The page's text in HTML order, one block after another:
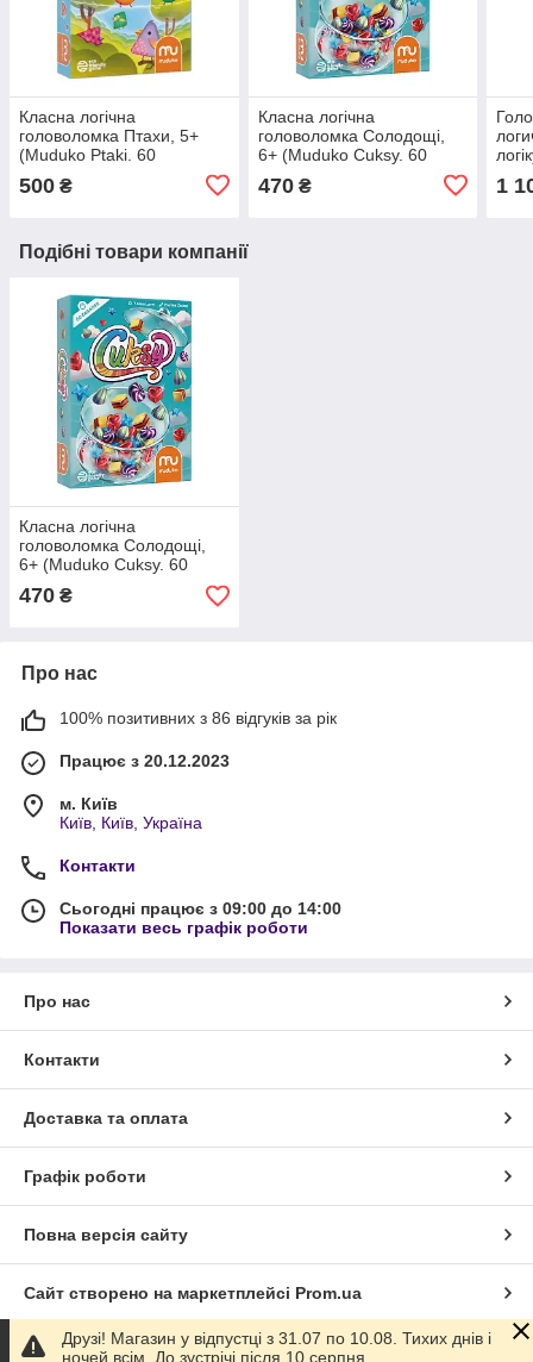
Класна логічна
головоломка Птахи, 5+
(Muduko Ptaki. 60
Birds)
500 ₴
Класна логічна
головоломка Солодощі,
6+ (Muduko Cuksy. 60
470₴ 1
Подібні товари компанії
Класна логічна
головоломка Солодощі,
6+ (Muduko Cuksy. 60
zagadek, Gamme Logic)
470 ₴
Про нас
100% позитивних з 86 відгуків за рік
Працює з 20.12.2023
м. Київ
Київ, Київ, Україна
Контакти
Сьогодні працює з 09:00 до 14:00
Показати весь графік роботи
Про нас
Контакти
Доставка та оплата
Графік роботи
Повна версія сайту
Сайт створено на маркетплейсі Prom.ua
Політика конфіденційності
Друзі! Магазин у відпустці з 31.07 по 10.08. Тихих днів і
ночей всім. До зустрічі після 10 серпня.